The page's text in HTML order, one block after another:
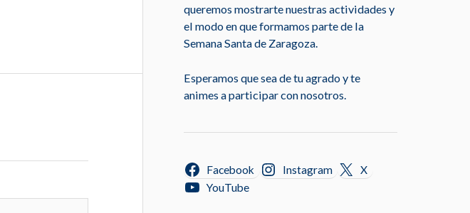
queremos mostrarte nuestras actividades y
el modo en que formamos parte de la
Semana Santa de Zaragoza.
Esperamos que sea de tu agrado y te
animes a participar con nosotros.
Facebook Instagram
X
YouTube